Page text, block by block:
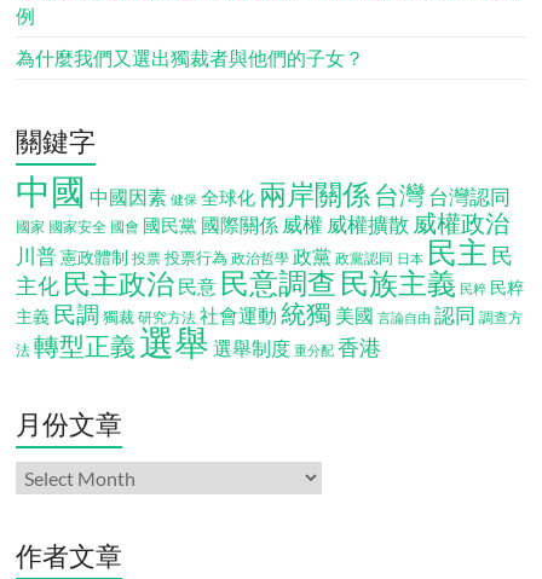
例
為什麼我們又選出獨裁者與他們的子女？
關鍵字
中國 中國因素 健保 全球化 兩岸關係 台灣台灣認同
國家 國家安全 國會 國民黨 國際關係 威權 威權擴散 威權政治
川普 憲政體制 投票 投票行為 政治哲學 政黨 政黨認同 日本 民主 民
主化 民主政治 民意 民意調查 民族主義 民粹 民粹
主義 民調 獨裁 研究方法 社會運動 統獨 美國 言論自由 認同 調查方
法 轉型正義 選舉 選舉制度 重分配 香港
月份文章
月
份
章
作者文章